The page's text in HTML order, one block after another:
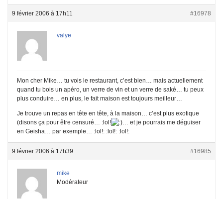
9 février 2006 à 17h11 #16978
valye
Mon cher Mike… tu vois le restaurant, c’est bien… mais actuellement
quand tu bois un apéro, un verre de vin et un verre de saké… tu peux
plus conduire… en plus, le fait maison est toujours meilleur…
Je trouve un repas en tête en tête, à la maison… c’est plus exotique
(disons ça pour être censuré… :lol!
… et je pourrais me déguiser
en Geisha… par exemple… :lol!: :lol!: :lol!:
9 février 2006 à 17h39 #16985
mike
Modérateur